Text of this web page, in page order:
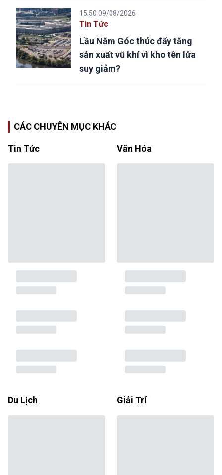
15:50 09/08/2026
Tin Tức
Lầu Năm Góc thúc đẩy tăng
sản xuất vũ khí vì kho tên lửa
suy giảm?
CÁC CHUYÊN MỤC KHÁC
Tin Tức Văn Hóa
Du Lịch Giải Trí